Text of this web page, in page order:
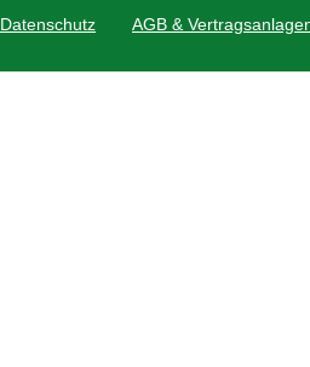
Datenschutz AGB &